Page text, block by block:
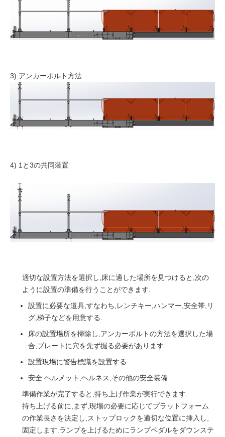
3) アンカーボルト方法
4) 1と3の共同装置
適切な設置方法を選択し,床に適した場所を見つけると,次の
ように設置の準備を行うことができます.
設置に必要な道具,すなわち,レンチキー,ハンマー,安全帯,リ
グ,梯子などを用意する.
床の設置場所を掃除し,アンカーボルトの方法を選択した場
合,プレートに穴を先ず掘る必要があります.
設置現場に警告標識を設置する
安全 ヘルメット,ヘルネス,その他の安全装備
準備作業が完了すると,持ち上げ作業が実行できます.
持ち上げる前に,まず,現場の必要に応じてプラットフォーム
の作業長さを決定し,ストップロックを適切な位置に挿入し,
固定します.ランプを上げるためにランプペダルをダウンステ